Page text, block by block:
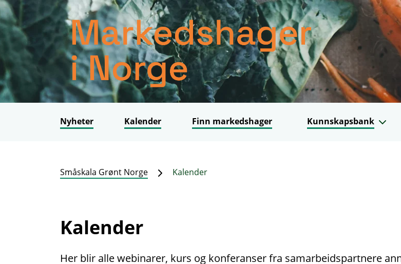
Nyheter Kalender Finn markedshager Kunnskapsbank
Småskala Grønt Norge Kalender
Kalender
Her blir alle webinarer, kurs og konferanser fra samarbeidspartnere